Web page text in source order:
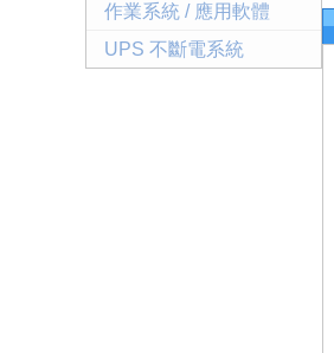
作業系統 / 應用軟體
UPS 不斷電系統